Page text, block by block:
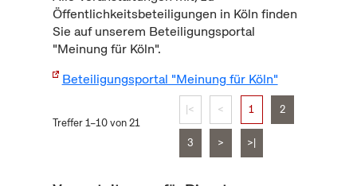
Öffentlichkeitsbeteiligungen in Köln finden
Sie auf unserem Beteiligungsportal
"Meinung für Köln".
Beteiligungsportal "Meinung für Köln"
Treffer 1–10 von 21
|< < 1 2
3 > >|